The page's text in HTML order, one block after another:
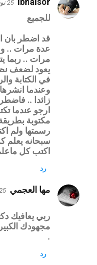
25 نوفمبر 2012 في 10:49 ص
للجميع
قد اضطر بان
عدة مرات ..
مرات .. ربما
يعود لضعف
في الكتابة
وعندما
زائدا ..
ارجو عندما
مكتوبة
رسمتها ولم
سبحانه يعلم
اكتب كل
رد
مها العجمي 25 نوفمبر 2012 في
ربي يعافيك
مجهودك
.
رد